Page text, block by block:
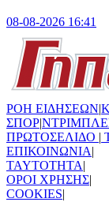
08-08-2026 16:41
ΡΟΗ ΕΙΔΗΣΕΩΝ|
ΣΠΟΡ|
ΠΡΩΤΟΣΕΛΙΔΟ |
ΕΠΙΚΟΙΝΩΝΙΑ|
TAYTOTHTA|
ΟΡΟΙ ΧΡΗΣΗΣ|
COOKIES|